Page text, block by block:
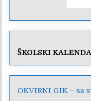
ŠKOLSKI
OKVIRNI GIK – sa